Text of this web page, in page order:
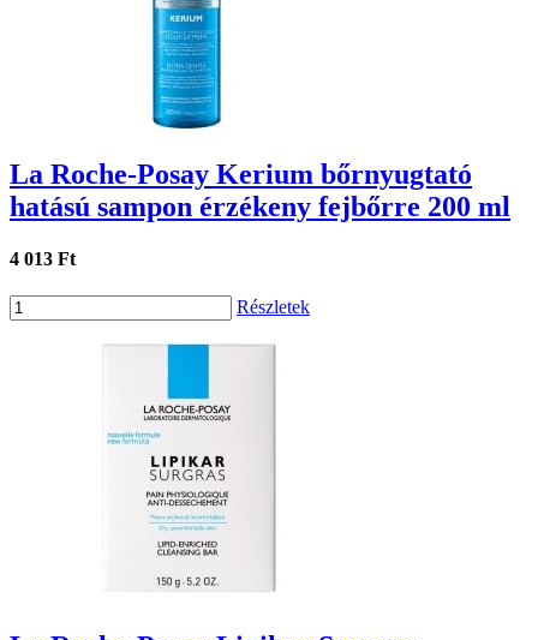
La Roche-Posay Kerium bőrnyugtató
hatású sampon érzékeny fejbőrre 200 ml
4 013 Ft
Részletek